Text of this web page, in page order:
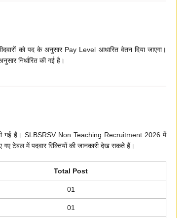
को पद के अनुसार Pay Level आधारित वेतन दिया जाएगा।
निर्धारित की गई है।
गई है। SLBSRSV Non Teaching Recruitment 2026 में
टेबल में पदवार रिक्तियों की जानकारी देख सकते हैं।
Total Post
01
01